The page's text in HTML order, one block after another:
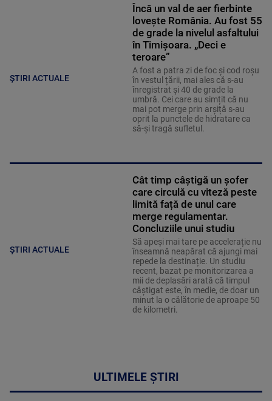
ȘTIRI ACTUALE
Încă un val de aer fierbinte
lovește România. Au fost 55
de grade la nivelul asfaltului
în Timișoara. „Deci e
teroare”
A fost a patra zi de foc și cod roșu
în vestul țării, mai ales că s-au
înregistrat și 40 de grade la
umbră. Cei care au simțit că nu
mai pot merge prin arșiță s-au
oprit la punctele de hidratare ca
să-și tragă sufletul.
ȘTIRI ACTUALE
Cât timp câștigă un șofer
care circulă cu viteză peste
limită față de unul care
merge regulamentar.
Concluziile unui studiu
Să apeși mai tare pe accelerație nu
înseamnă neapărat că ajungi mai
repede la destinație. Un studiu
recent, bazat pe monitorizarea a
mii de deplasări arată că timpul
câștigat este, în medie, de doar un
minut la o călătorie de aproape 50
de kilometri.
ULTIMELE ȘTIRI